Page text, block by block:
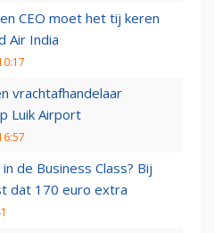
CEO moet het tij keren
Air India
vrachtafhandelaar
Luik Airport
de Business Class? Bij
dat 170 euro extra